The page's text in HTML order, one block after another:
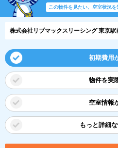
この物件を見たい、空室状況を
株式会社リブマックスリーシング 東京駅
初期費用
物件を実
空室情報
もっと詳細